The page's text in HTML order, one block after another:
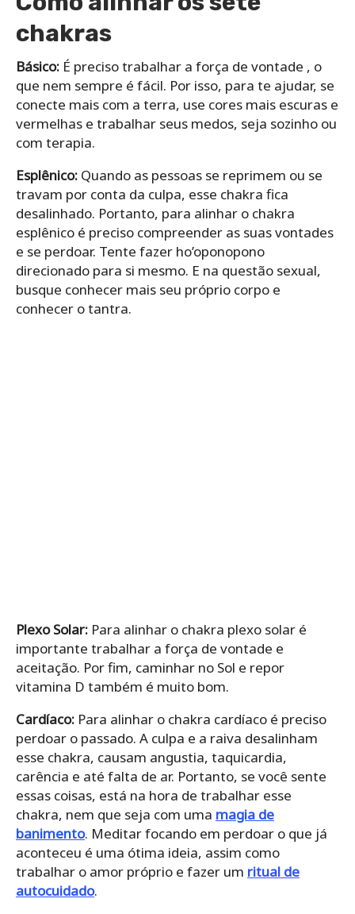
chakras
Básico: É preciso trabalhar a força de vontade , o
que nem sempre é fácil. Por isso, para te ajudar, se
conecte mais com a terra, use cores mais escuras e
vermelhas e trabalhar seus medos, seja sozinho ou
com terapia.
Esplênico: Quando as pessoas se reprimem ou se
travam por conta da culpa, esse chakra fica
desalinhado. Portanto, para alinhar o chakra
esplênico é preciso compreender as suas vontades
e se perdoar. Tente fazer ho’oponopono
direcionado para si mesmo. E na questão sexual,
busque conhecer mais seu próprio corpo e
conhecer o tantra.
Plexo Solar: Para alinhar o chakra plexo solar é
importante trabalhar a força de vontade e
aceitação. Por fim, caminhar no Sol e repor
vitamina D também é muito bom.
Cardíaco: Para alinhar o chakra cardíaco é preciso
perdoar o passado. A culpa e a raiva desalinham
esse chakra, causam angustia, taquicardia,
carência e até falta de ar. Portanto, se você sente
essas coisas, está na hora de trabalhar esse
chakra, nem que seja com uma magia de
banimento. Meditar focando em perdoar o que já
aconteceu é uma ótima ideia, assim como
trabalhar o amor próprio e fazer um ritual de
autocuidado.